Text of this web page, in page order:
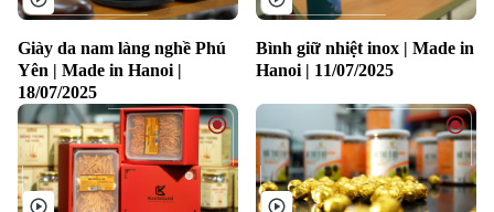
Giày da nam làng nghề Phú
Yên | Made in Hanoi |
18/07/2025
Bình giữ nhiệt inox | Made in
Hanoi | 11/07/2025